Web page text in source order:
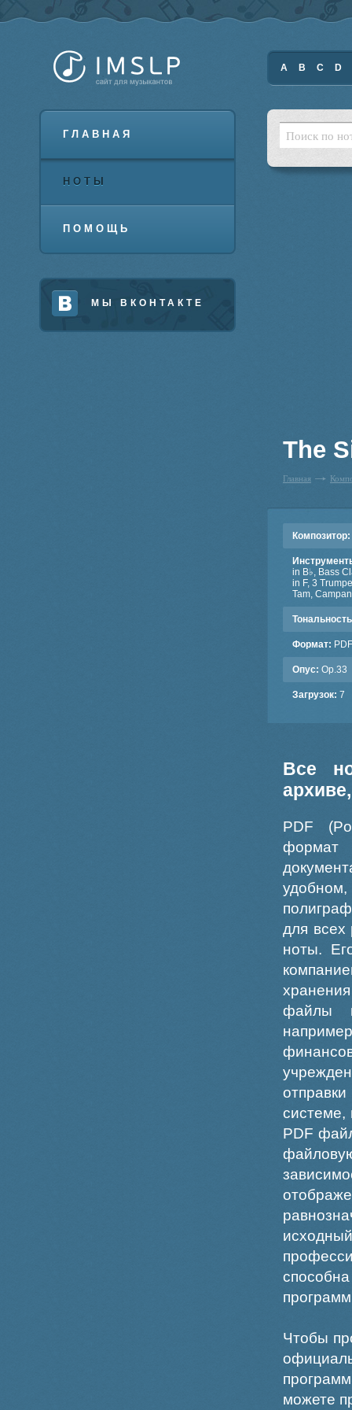
ГЛАВНАЯ
НОТЫ
ПОМОЩЬ
МЫ ВКОНТАКТЕ
A B C D
The
Главная
Композитор:
in B♭, Bass
in F, 3
Tam,
Формат: PDF
Опус: Op.33
Загрузок: 7
Все
PDF
формат
для всех
ноты.
файлы
системе,
PDF
Чтобы
можете